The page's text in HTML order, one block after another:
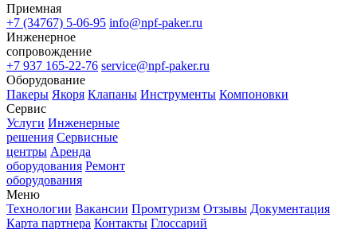
Приемная
+7 (34767) 5-06-95 info@npf-paker.ru
Инженерное
сопровождение
+7 937 165-22-76 service@npf-paker.ru
Оборудование
Пакеры Якоря Клапаны Инструменты Компоновки
Сервис
Услуги Инженерные
решения Сервисные
центры Аренда
оборудования Ремонт
оборудования
Меню
Технологии Вакансии Промтуризм Отзывы Документация
Карта партнера Контакты Глоссарий